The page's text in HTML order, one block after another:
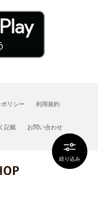
絞り込み
リシー 利用規約
記載 お問い合わせ